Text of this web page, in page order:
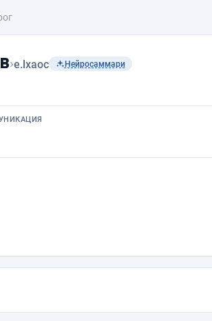
›e.lxaoc Нейросаммари